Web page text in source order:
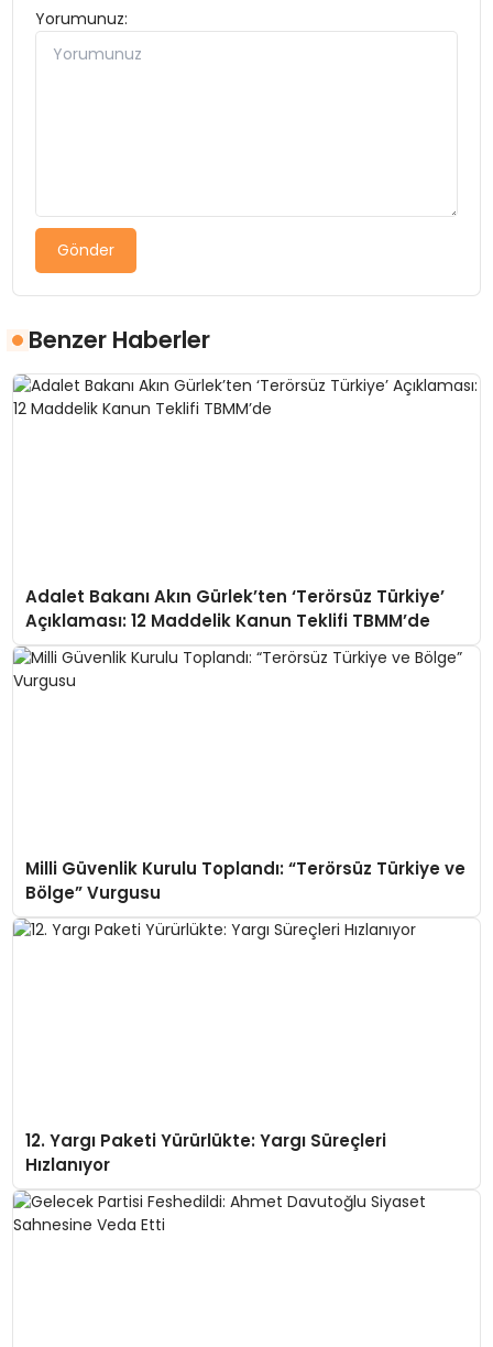
Yorumunuz:
Gönder
Benzer Haberler
Adalet Bakanı Akın Gürlek’ten ‘Terörsüz Türkiye’
Açıklaması: 12 Maddelik Kanun Teklifi TBMM’de
Milli Güvenlik Kurulu Toplandı: “Terörsüz Türkiye ve
Bölge” Vurgusu
12. Yargı Paketi Yürürlükte: Yargı Süreçleri
Hızlanıyor